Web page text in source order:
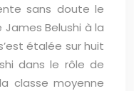
sans doute le
Belushi à la
étalée sur huit
dans le rôle de
classe moyenne